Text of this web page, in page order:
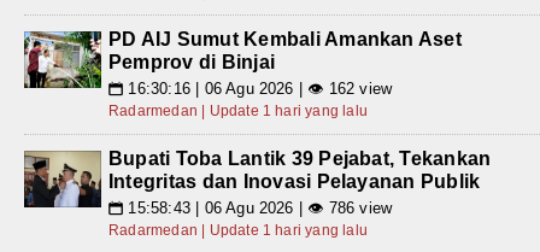
PD AIJ Sumut Kembali Amankan Aset
Pemprov di Binjai
📅 16:30:16 | 06 Agu 2026 | 👁 162 view
Radarmedan | Update 1 hari yang lalu
Bupati Toba Lantik 39 Pejabat, Tekankan
Integritas dan Inovasi Pelayanan Publik
📅 15:58:43 | 06 Agu 2026 | 👁 786 view
Radarmedan | Update 1 hari yang lalu